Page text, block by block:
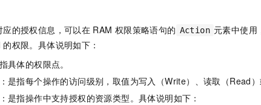
应的授权信息，可以在 RAM 权限策略语句的 Action 元素中使用
的权限。具体说明如下：
具体的权限点。
是指每个操作的访问级别，取值为写入（Write）、读取（Read）
是指操作中支持授权的资源类型。具体说明如下：